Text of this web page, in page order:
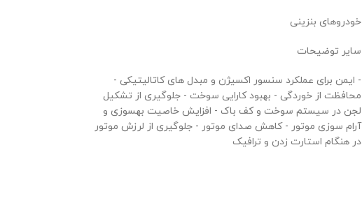
خودروهای بنزینی
سایر توضیحات
- ایمن برای عملکرد سنسور اکسیژن و مبدل های کاتالیتیکی -
محافظت از خوردگی - بهبود کارایی سوخت - جلوگیری از تشکیل
لجن در سیستم سوخت و کف باک - افزایش خاصیت بهسوزی و
آرام سوزی موتور - کاهش صدای موتور - جلوگیری از لرزش موتور
در هنگام استارت زدن و ترافیک